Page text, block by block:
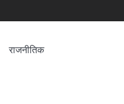
राजनीतिक